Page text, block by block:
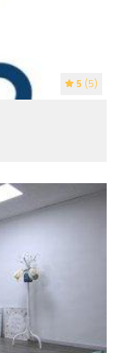
5 (5)